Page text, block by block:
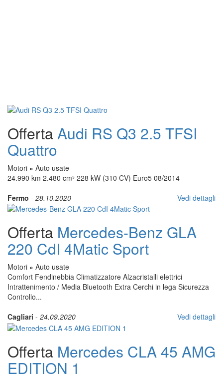
Offerta Audi RS Q3 2.5 TFSI
Quattro
Motori » Auto usate
24.990 km 2.480 cm³ 228 kW (310 CV) Euro5 08/2014
Fermo - 28.10.2020 Vedi dettagli
Offerta Mercedes-Benz GLA
220 CdI 4Matic Sport
Motori » Auto usate
Comfort Fendinebbia Climatizzatore Alzacristalli elettrici
Intrattenimento / Media Bluetooth Extra Cerchi in lega Sicurezza
Controllo...
Cagliari - 24.09.2020 Vedi dettagli
Offerta Mercedes CLA 45 AMG
EDITION 1